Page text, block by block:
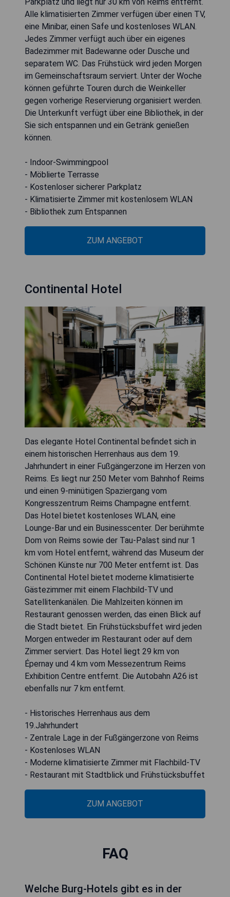
Alle klimatisierten Zimmer verfügen über einen TV,
eine Minibar, einen Safe und kostenloses WLAN.
Jedes Zimmer verfügt auch über ein eigenes
Badezimmer mit Badewanne oder Dusche und
separatem WC. Das Frühstück wird jeden Morgen
im Gemeinschaftsraum serviert. Unter der Woche
können geführte Touren durch die Weinkeller
gegen vorherige Reservierung organisiert werden.
Die Unterkunft verfügt über eine Bibliothek, in der
Sie sich entspannen und ein Getränk genießen
können.
- Indoor-Swimmingpool
- Möblierte Terrasse
- Kostenloser sicherer Parkplatz
- Klimatisierte Zimmer mit kostenlosem WLAN
- Bibliothek zum Entspannen
ZUM ANGEBOT
Continental Hotel
Das elegante Hotel Continental befindet sich in
einem historischen Herrenhaus aus dem 19.
Jahrhundert in einer Fußgängerzone im Herzen von
Reims. Es liegt nur 250 Meter vom Bahnhof Reims
und einen 9-minütigen Spaziergang vom
Kongresszentrum Reims Champagne entfernt.
Das Hotel bietet kostenloses WLAN, eine
Lounge-Bar und ein Businesscenter. Der berühmte
Dom von Reims sowie der Tau-Palast sind nur 1
km vom Hotel entfernt, während das Museum der
Schönen Künste nur 700 Meter entfernt ist. Das
Continental Hotel bietet moderne klimatisierte
Gästezimmer mit einem Flachbild-TV und
Satellitenkanälen. Die Mahlzeiten können im
Restaurant genossen werden, das einen Blick auf
die Stadt bietet. Ein Frühstücksbuffet wird jeden
Morgen entweder im Restaurant oder auf dem
Zimmer serviert. Das Hotel liegt 29 km von
Épernay und 4 km vom Messezentrum Reims
Exhibition Centre entfernt. Die Autobahn A26 ist
ebenfalls nur 7 km entfernt.
- Historisches Herrenhaus aus dem
19.Jahrhundert
- Zentrale Lage in der Fußgängerzone von Reims
- Kostenloses WLAN
- Moderne klimatisierte Zimmer mit Flachbild-TV
- Restaurant mit Stadtblick und Frühstücksbuffet
ZUM ANGEBOT
FAQ
Welche Burg-Hotels gibt es in der